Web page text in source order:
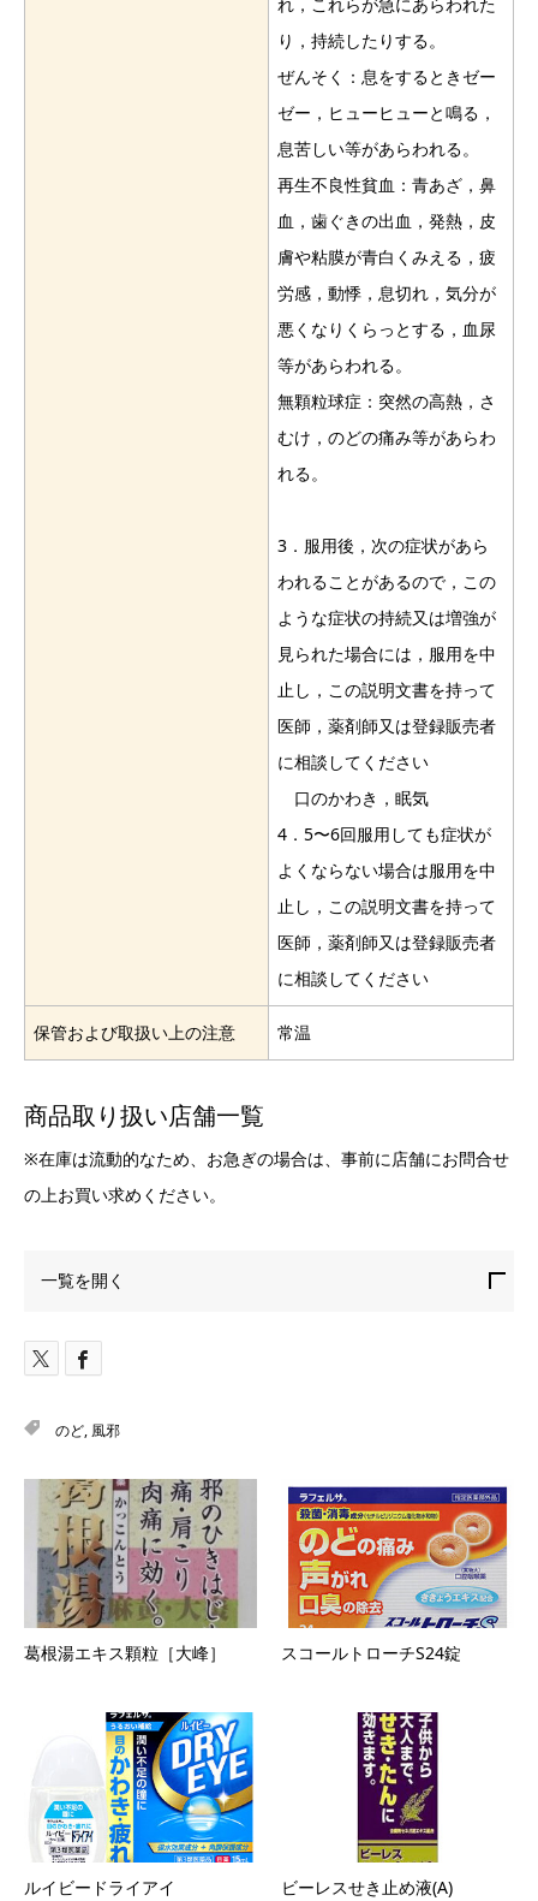
り，持続したりする。
ぜんそく：息をするときゼー
ゼー，ヒューヒューと鳴る，
息苦しい等があらわれる。
再生不良性貧血：青あざ，鼻
血，歯ぐきの出血，発熱，皮
膚や粘膜が青白くみえる，疲
労感，動悸，息切れ，気分が
悪くなりくらっとする，血尿
等があらわれる。
無顆粒球症：突然の高熱，さ
むけ，のどの痛み等があらわ
れる。
3．服用後，次の症状があら
われることがあるので，この
ような症状の持続又は増強が
見られた場合には，服用を中
止し，この説明文書を持って
医師，薬剤師又は登録販売者
に相談してください
口のかわき，眠気
4．5〜6回服用しても症状が
よくならない場合は服用を中
止し，この説明文書を持って
医師，薬剤師又は登録販売者
に相談してください
保管および取扱い上の注意 常温
商品取り扱い店舗一覧
※在庫は流動的なため、お急ぎの場合は、事前に店舗にお問合せ
の上お買い求めください。
一覧を開く
のど, 風邪
葛根湯エキス顆粒［大峰］ スコールトローチS24錠
ルイビードライアイ ビーレスせき止め液(A)